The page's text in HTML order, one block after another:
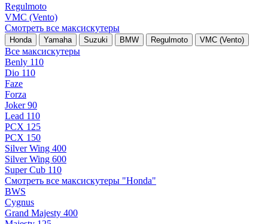
Regulmoto
VMC (Vento)
Смотреть все максискутеры
Honda Yamaha Suzuki BMW Regulmoto VMC (Vento)
Все максискутеры
Benly 110
Dio 110
Faze
Forza
Joker 90
Lead 110
PCX 125
PCX 150
Silver Wing 400
Silver Wing 600
Super Cub 110
Смотреть все максискутеры "Honda"
BWS
Cygnus
Grand Majesty 400